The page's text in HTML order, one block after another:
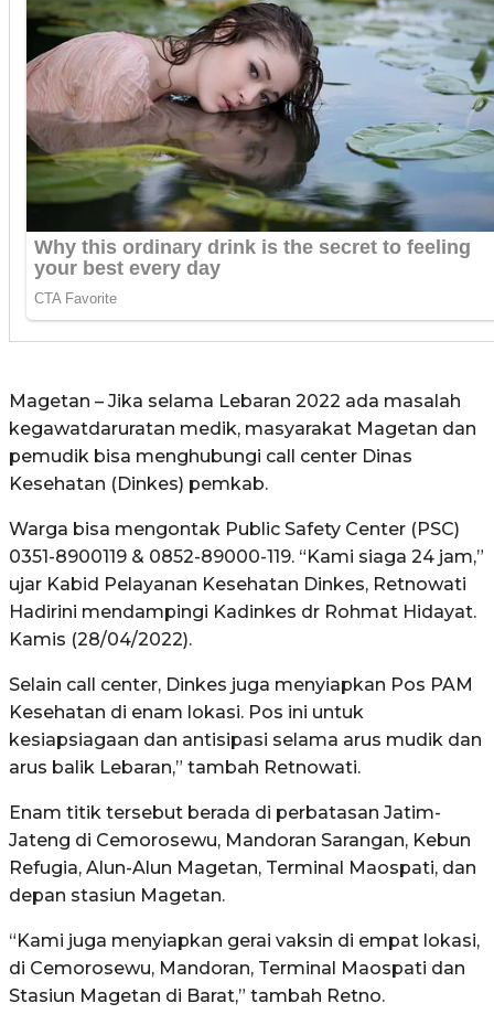
Magetan – Jika selama Lebaran 2022 ada masalah
kegawatdaruratan medik, masyarakat Magetan dan
pemudik bisa menghubungi call center Dinas
Kesehatan (Dinkes) pemkab.
Warga bisa mengontak Public Safety Center (PSC)
0351-8900119 & 0852-89000-119. “Kami siaga 24 jam,”
ujar Kabid Pelayanan Kesehatan Dinkes, Retnowati
Hadirini mendampingi Kadinkes dr Rohmat Hidayat.
Kamis (28/04/2022).
Selain call center, Dinkes juga menyiapkan Pos PAM
Kesehatan di enam lokasi. Pos ini untuk
kesiapsiagaan dan antisipasi selama arus mudik dan
arus balik Lebaran,” tambah Retnowati.
Enam titik tersebut berada di perbatasan Jatim-
Jateng di Cemorosewu, Mandoran Sarangan, Kebun
Refugia, Alun-Alun Magetan, Terminal Maospati, dan
depan stasiun Magetan.
“Kami juga menyiapkan gerai vaksin di empat lokasi,
di Cemorosewu, Mandoran, Terminal Maospati dan
Stasiun Magetan di Barat,” tambah Retno.